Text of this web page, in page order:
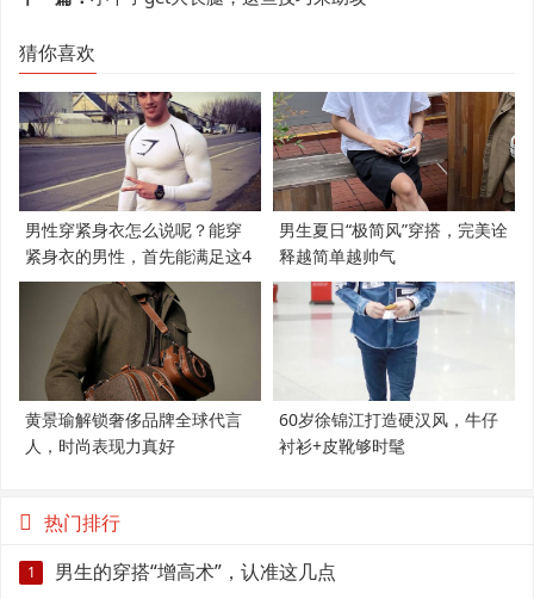
猜你喜欢
男性穿紧身衣怎么说呢？能穿
紧身衣的男性，首先能满足这4
个条件
男生夏日“极简风”穿搭，完美诠
释越简单越帅气
黄景瑜解锁奢侈品牌全球代言
人，时尚表现力真好
60岁徐锦江打造硬汉风，牛仔
衬衫+皮靴够时髦
热门排行
1 男生的穿搭“增高术”，认准这几点